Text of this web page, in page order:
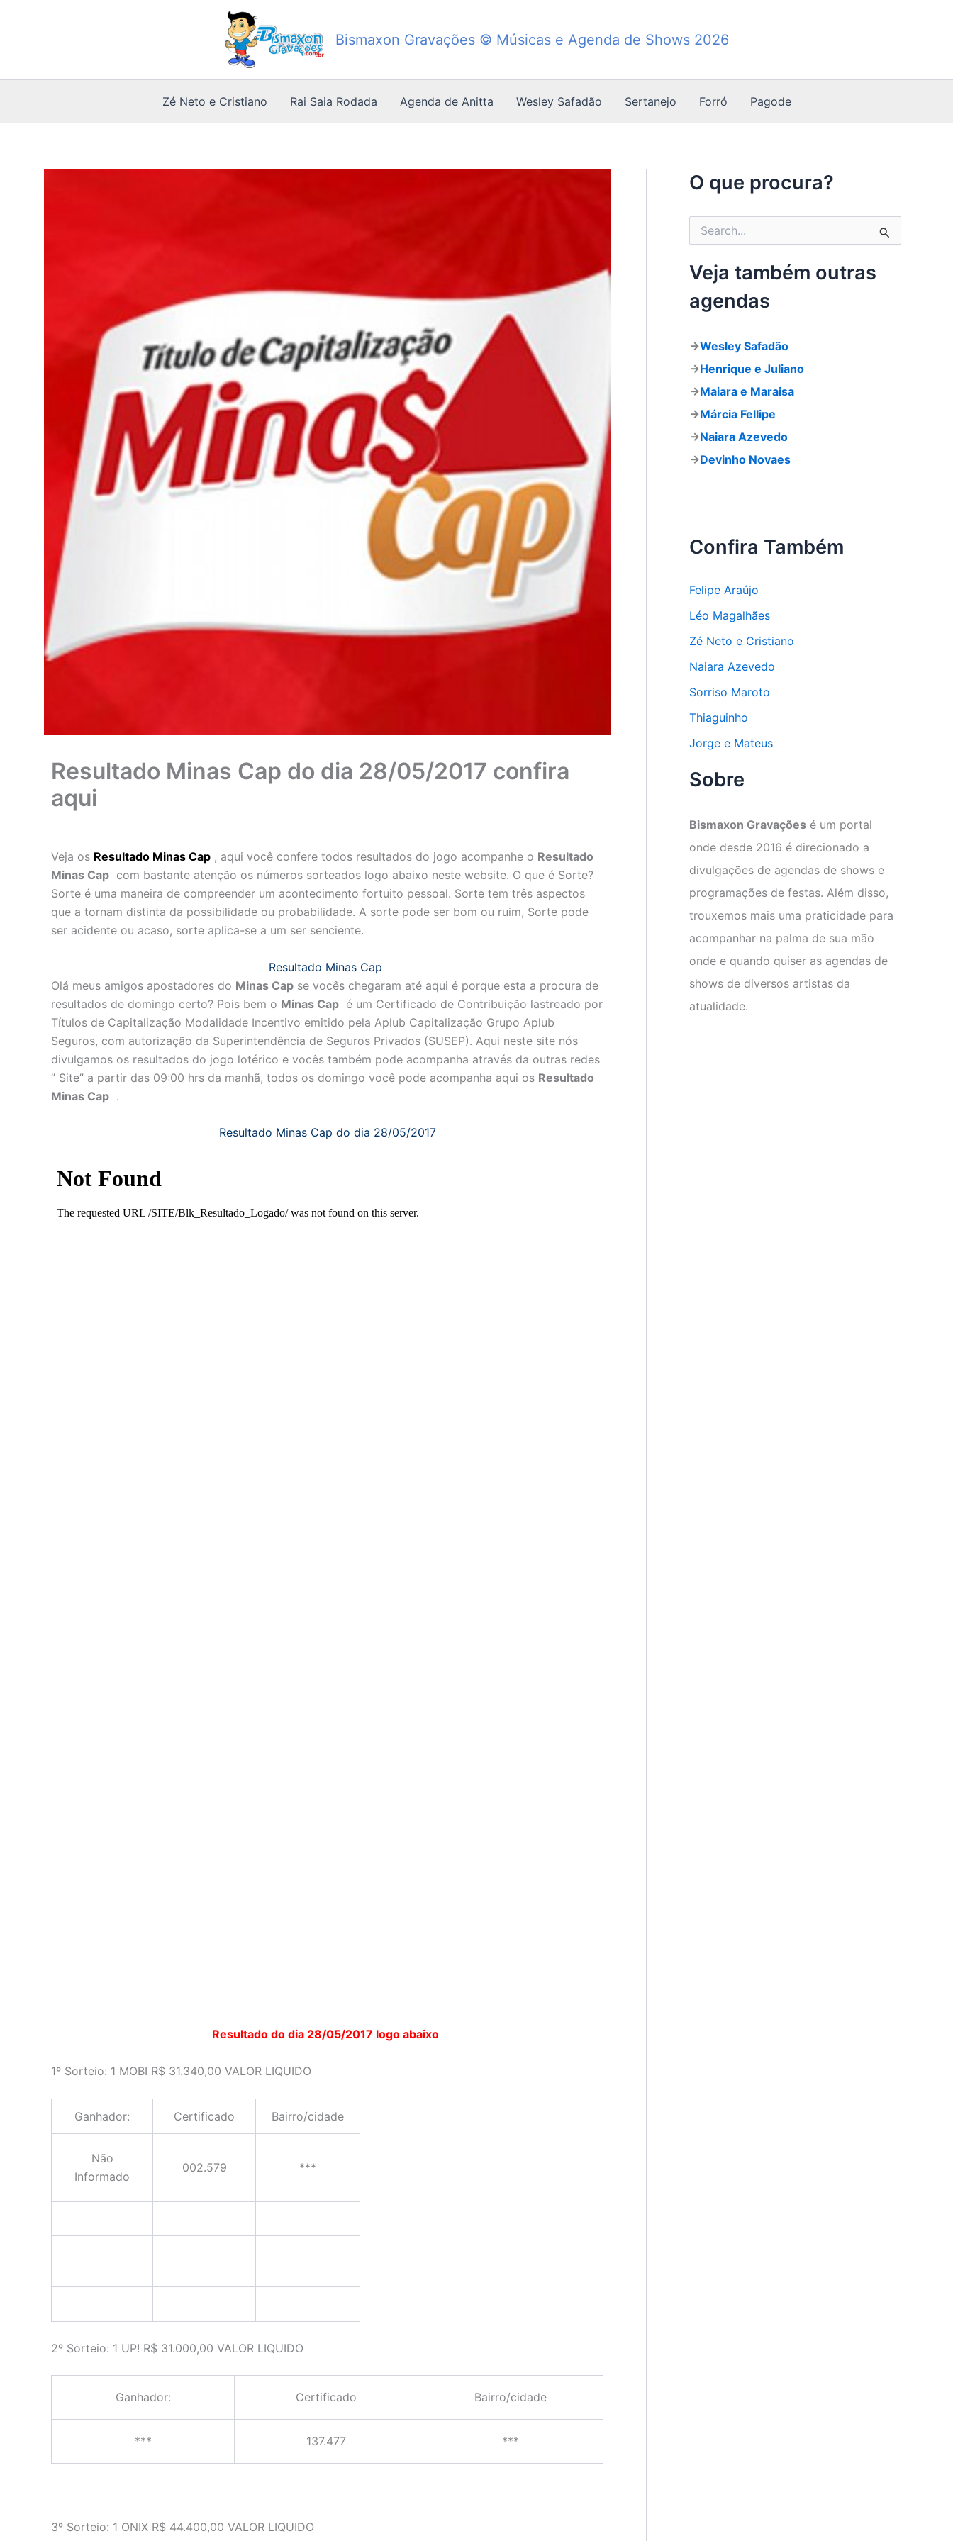
Bismaxon Gravações © Músicas e Agenda de Shows 2026
Zé Neto e Cristiano Rai Saia Rodada Agenda de Anitta Wesley Safadão Sertanejo Forró Pagode
Resultado Minas Cap do dia 28/05/2017 confira
aqui
Veja os Resultado Minas Cap , aqui você confere todos resultados do jogo acompanhe o Resultado
Minas Cap com bastante atenção os números sorteados logo abaixo neste website. O que é Sorte?
Sorte é uma maneira de compreender um acontecimento fortuito pessoal. Sorte tem três aspectos
que a tornam distinta da possibilidade ou probabilidade. A sorte pode ser bom ou ruim, Sorte pode
ser acidente ou acaso, sorte aplica-se a um ser senciente.
Resultado Minas Cap
Olá meus amigos apostadores do Minas Cap se vocês chegaram até aqui é porque esta a procura de
resultados de domingo certo? Pois bem o Minas Cap é um Certificado de Contribuição lastreado por
Títulos de Capitalização Modalidade Incentivo emitido pela Aplub Capitalização Grupo Aplub
Seguros, com autorização da Superintendência de Seguros Privados (SUSEP). Aqui neste site nós
divulgamos os resultados do jogo lotérico e vocês também pode acompanha através da outras redes
” Site” a partir das 09:00 hrs da manhã, todos os domingo você pode acompanha aqui os Resultado
Minas Cap .
Resultado Minas Cap do dia 28/05/2017
Resultado do dia 28/05/2017 logo abaixo
1º Sorteio: 1 MOBI R$ 31.340,00 VALOR LIQUIDO
Ganhador: Certificado Bairro/cidade
Não
Informado
002.579 ***
2º Sorteio: 1 UP! R$ 31.000,00 VALOR LIQUIDO
Ganhador: Certificado Bairro/cidade
*** 137.477 ***
3º Sorteio: 1 ONIX R$ 44.400,00 VALOR LIQUIDO
O que procura?
q
u
s
p
:
Veja também outras
agendas
→Wesley Safadão
→Henrique e Juliano
→Maiara e Maraisa
→Márcia Fellipe
→Naiara Azevedo
→Devinho Novaes
Confira Também
Felipe Araújo
Léo Magalhães
Zé Neto e Cristiano
Naiara Azevedo
Sorriso Maroto
Thiaguinho
Jorge e Mateus
Sobre
Bismaxon Gravações é um portal
onde desde 2016 é direcionado a
divulgações de agendas de shows e
programações de festas. Além disso,
trouxemos mais uma praticidade para
acompanhar na palma de sua mão
onde e quando quiser as agendas de
shows de diversos artistas da
atualidade.